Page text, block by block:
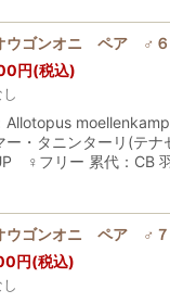
ウゴンオニ ペア ♂６
円(税込)
Allotopus
ー・タニンターリ(テ
♀フリー 累代：CB
ウゴンオニ ペア ♂７
円(税込)